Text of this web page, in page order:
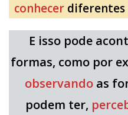
conhecer diferentes
E isso pode
formas, como por
observando as
podem ter,